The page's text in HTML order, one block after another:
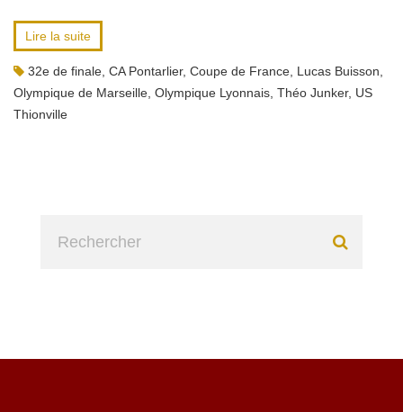
Lire la suite
32e de finale CA Pontarlier, Coupe de France Lucas Buisson
Olympique de Marseille Olympique Lyonnais Théo Junker, US
Thionville